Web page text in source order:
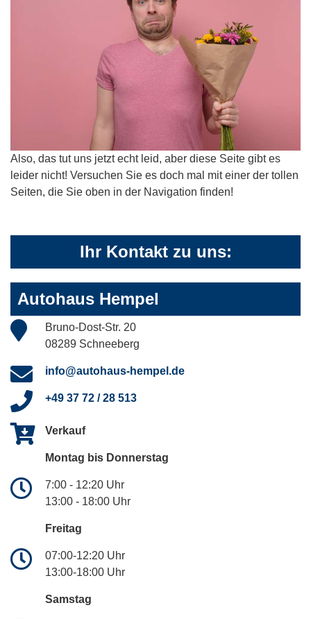
Also, das tut uns jetzt echt leid, aber diese Seite gibt es
leider nicht! Versuchen Sie es doch mal mit einer der tollen
Seiten, die Sie oben in der Navigation finden!
Ihr Kontakt zu uns:
Autohaus Hempel
Bruno-Dost-Str. 20
08289 Schneeberg
info@autohaus-hempel.de
+49 37 72 / 28 513
Verkauf
Montag bis Donnerstag
7:00 - 12:20 Uhr
13:00 - 18:00 Uhr
Freitag
07:00-12:20 Uhr
13:00-18:00 Uhr
Samstag